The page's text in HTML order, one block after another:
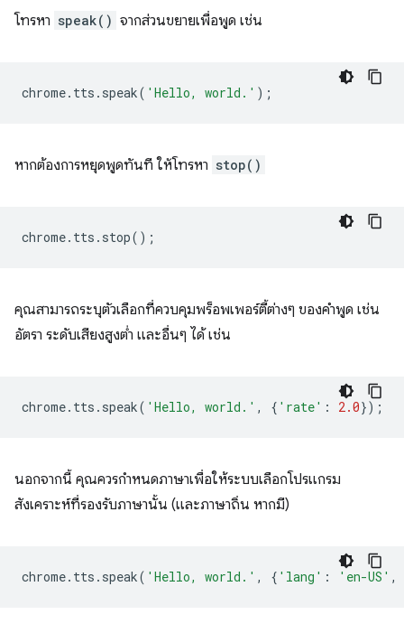
โทรหา speak() จากส่วนขยายเพื่อพูด เช่น
chrome. tts . speak( 'Hello, world.' );
หากต้องการหยุดพูดทันที ให้โทรหา stop()
chrome. tts . stop();
คุณสามารถระบุตัวเลือกที่ควบคุมพร็อพเพอร์ตี้ต่างๆ ของคำพูด เช่น
อัตรา ระดับเสียงสูงต่ำ และอื่นๆ ได้ เช่น
chrome. tts . speak( 'Hello, world.' , { 'rate' : 2.0});
นอกจากนี้ คุณควรกำหนดภาษาเพื่อให้ระบบเลือกโปรแกรม
สังเคราะห์ที่รองรับภาษานั้น (และภาษาถิ่น หากมี)
chrome. tts . speak( 'Hello, world.' , { 'lang' : 'en-US' ,